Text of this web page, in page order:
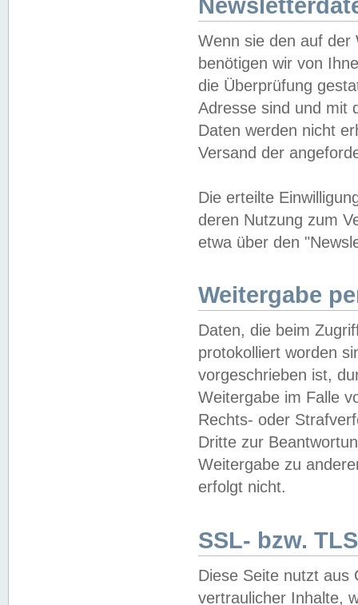
Wenn sie den auf der
benötigen wir von
die Überprüfung
Adresse sind und mit
Daten werden nicht
Versand der
Die erteilte
deren Nutzung zum
etwa über den
Weitergabe
Daten, die beim
protokolliert worden
vorgeschrieben ist,
Weitergabe im Falle
Rechts- oder
Dritte zur
Weitergabe zu
erfolgt nicht.
SSL- bzw.
Diese Seite nutzt aus
vertraulicher Inhalte,